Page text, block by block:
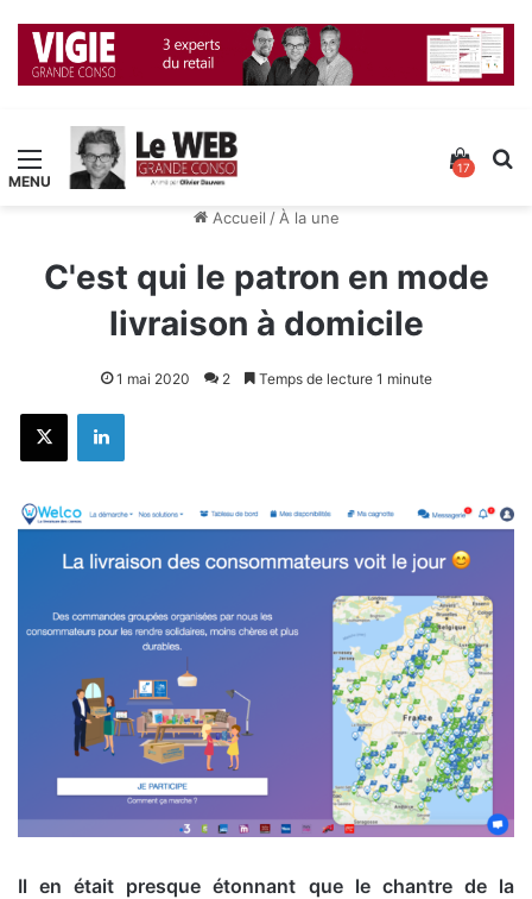
Menu 17Voir
Accueil / À la une
C'est qui le patron en mode
livraison à domicile
1 mai 2020 2 Temps de lecture 1 minute
X Linkedin
Il en était presque étonnant que le chantre de la